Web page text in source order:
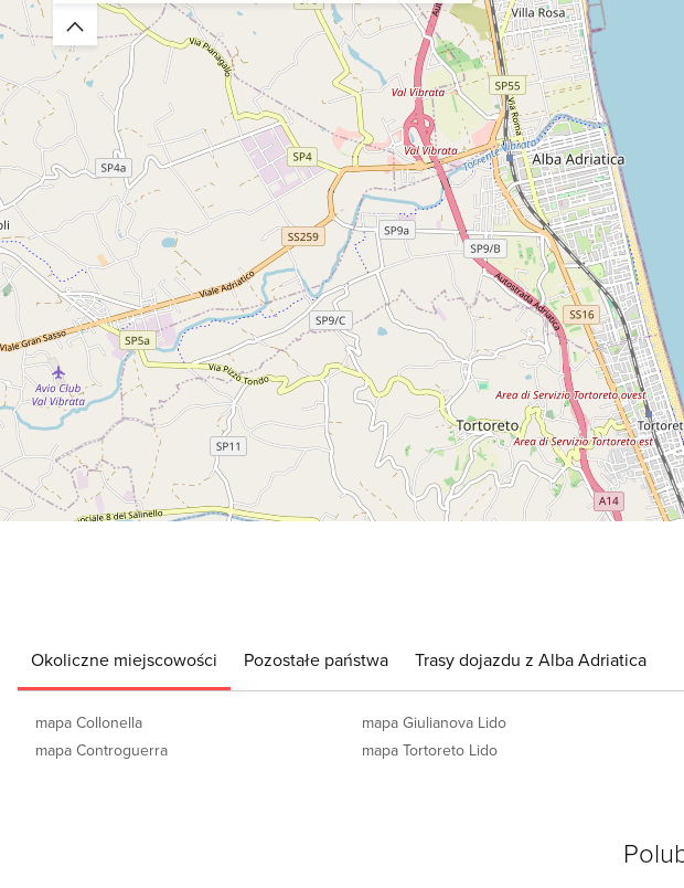
Zwiń/rozwiń
Okoliczne miejscowości Pozostałe państwa Trasy dojazdu z Alba Adriatica
mapa Collonella
mapa Controguerra
mapa Giulianova Lido
mapa Tortoreto Lido